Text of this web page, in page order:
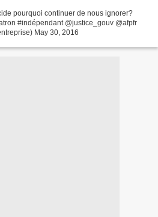
pourquoi continuer de nous ignorer?
#indépendant @justice_gouv @afpfr
May 30, 2016